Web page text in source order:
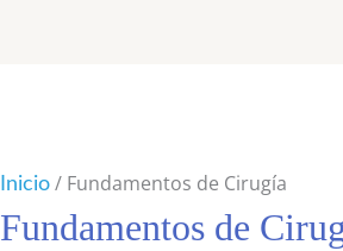
Inicio/ Fundamentos de Cirugía
Fundamentos de
últimos